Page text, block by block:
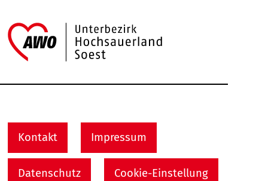
Kontakt Impressum
Datenschutz Cookie-Einstellung